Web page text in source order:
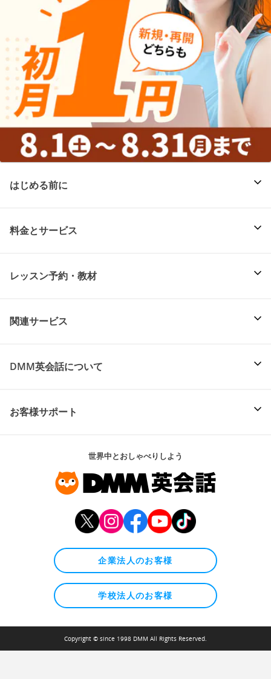
はじめる前に
料金とサービス
レッスン予約・教材
関連サービス
DMM英会話について
お客様サポート
世界中とおしゃべりしよう
企業法人のお客様
学校法人のお客様
Copyright © since 1998 DMM All Rights Reserved.